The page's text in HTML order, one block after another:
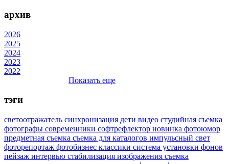
архив
2026
2025
2024
2023
2022
Показать еще
тэги
светоотражатель синхронизация дети видео студийная съемка
фотографы современники софтрефлектор новинка фотоюмор
предметная съемка съемка для каталогов импульсный свет
фоторепортаж фотобизнес классики система установки фонов
пейзаж интервью стабилизация изображения съемка